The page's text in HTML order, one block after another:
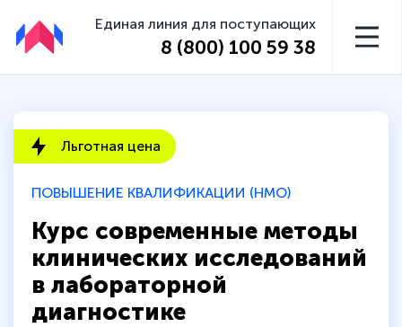
Единая линия для поступающих
8 (800) 100 59 38
ПОВЫШЕНИЕ КВАЛИФИКАЦИИ (НМО)
Курс современные методы
клинических исследований
в лабораторной
диагностике
Льготная цена